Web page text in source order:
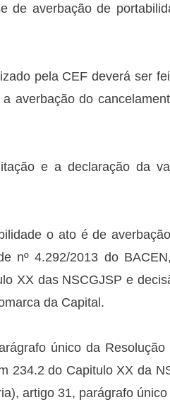
de averbação de
pela CEF deverá ser
a averbação do
e a declaração da
o ato é de
nº 4.292/2013 do
XX das NSCGJSP e
da Capital.
único da
234.2 do Capitulo XX da
artigo 31, parágrafo